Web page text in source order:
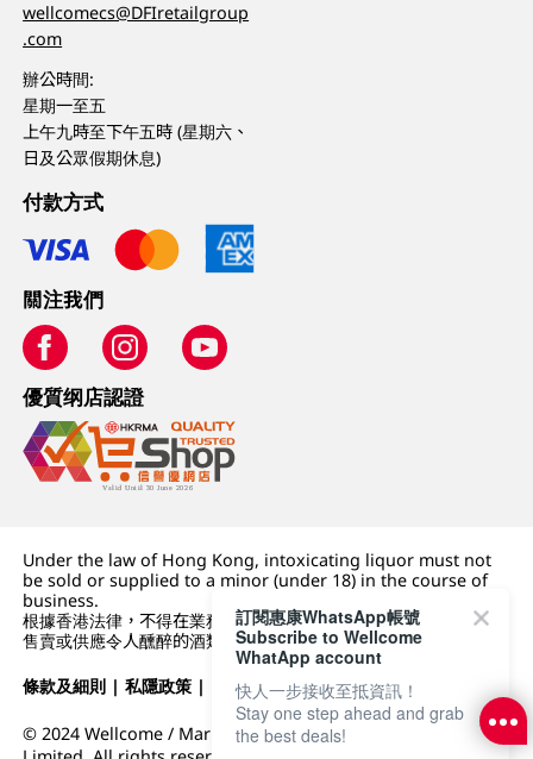
wellcomecs@DFIretailgroup
.com
辦公時間:
星期一至五
上午九時至下午五時 (星期六、
日及公眾假期休息)
付款方式
關注我們
優質纲店認證
Under the law of Hong Kong, intoxicating liquor must not
be sold or supplied to a minor (under 18) in the course of
business.
根據香港法律，不得在業務過程中，向未成年人 (18 歲以下人士)
售賣或供應令人醺醉的酒類。
條款及細則 |私隱政策 | DFI零售集團
© 2024 Wellcome / Market Place. The Dairy Farm Company
訂閱惠康WhatsApp帳號
Subscribe to Wellcome
WhatApp account
快人一步接收至抵資訊！
Stay one step ahead and grab
the best deals!